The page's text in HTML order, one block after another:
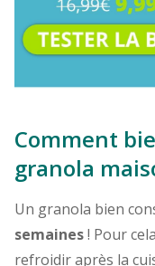
Comment
granola
Un granola bien
semaines! Pour
refroidir après la